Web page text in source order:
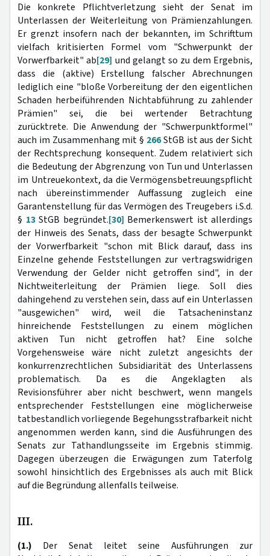
Die konkrete Pflichtverletzung sieht der Senat im
Unterlassen der Weiterleitung von Prämienzahlungen.
Er grenzt insofern nach der bekannten, im Schrifttum
vielfach kritisierten Formel vom "Schwerpunkt der
Vorwerfbarkeit" ab[29] und gelangt so zu dem Ergebnis,
dass die (aktive) Erstellung falscher Abrechnungen
lediglich eine "bloße Vorbereitung der den eigentlichen
Schaden herbeiführenden Nichtabführung zu zahlender
Prämien" sei, die bei wertender Betrachtung
zurücktrete. Die Anwendung der "Schwerpunktformel"
auch im Zusammenhang mit § 266StGB ist aus der Sicht
der Rechtsprechung konsequent. Zudem relativiert sich
die Bedeutung der Abgrenzung von Tun und Unterlassen
im Untreuekontext, da die Vermögensbetreuungspflicht
nach übereinstimmender Auffassung zugleich eine
Garantenstellung für das Vermögen des Treugebers i.S.d.
§ 13StGB begründet.[30] Bemerkenswert ist allerdings
der Hinweis des Senats, dass der besagte Schwerpunkt
der Vorwerfbarkeit "schon mit Blick darauf, dass ins
Einzelne gehende Feststellungen zur vertragswidrigen
Verwendung der Gelder nicht getroffen sind", in der
Nichtweiterleitung der Prämien liege. Soll dies
dahingehend zu verstehen sein, dass auf ein Unterlassen
"ausgewichen" wird, weil die Tatsacheninstanz
hinreichende Feststellungen zu einem möglichen
aktiven Tun nicht getroffen hat? Eine solche
Vorgehensweise wäre nicht zuletzt angesichts der
konkurrenzrechtlichen Subsidiarität des Unterlassens
problematisch. Da es die Angeklagten als
Revisionsführer aber nicht beschwert, wenn mangels
entsprechender Feststellungen eine möglicherweise
tatbestandlich vorliegende Begehungsstrafbarkeit nicht
angenommen werden kann, sind die Ausführungen des
Senats zur Tathandlungsseite im Ergebnis stimmig.
Dagegen überzeugen die Erwägungen zum Taterfolg
sowohl hinsichtlich des Ergebnisses als auch mit Blick
auf die Begründung allenfalls teilweise.
III.
(1.) Der Senat
leitet seine Ausführungen zur